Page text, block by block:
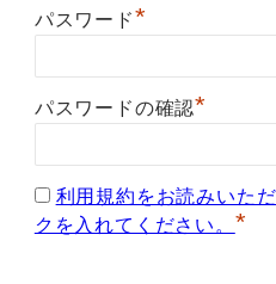
パスワード*
パスワードの確認*
利用規約をお読みいた
クを入れてください。 *